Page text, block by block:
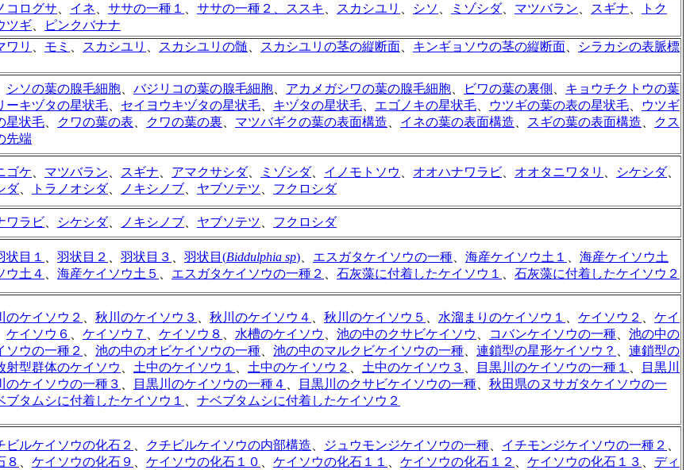
コログサ、 イネ、 ササの一種１ 、 ササの一種２、 ススキ 、 スカシユリ 、 シソ 、 ミゾシダ、 マツバラン、 スギナ、
トク
ツギ、 ピンクバナナ
ワリ 、 モミ 、 スカシユリ 、 スカシユリの髄、 スカシユリの茎の縦断面、 キンギョソウの茎の縦断面、
シラカシの表脈標
シソの葉の腺毛細胞、 バジリコの葉の腺毛細胞、 アカメガシワの葉の腺毛細胞、 ビワの葉の裏側 、 キョウチクトウの葉
ーキヅタの星状毛、 セイヨウキヅタの星状毛、 キヅタの星状毛、 エゴノキの星状毛、 ウツギの葉の表の星状毛、
ウツギ
星状毛、 クワの葉の表、 クワの葉の裏、 マツバギクの葉の表面構造、 イネの葉の表面構造、 スギの葉の表面構造、
クス
先端
ゴケ、 マツバラン、 スギナ、 アマクサシダ、 ミゾシダ、 イノモトソウ 、 オオハナワラビ、 オオタニワタリ 、 シケシダ、
ダ、 トラノオシダ、 ノキシノブ、 ヤブソテツ、 フクロシダ
ワラビ、 シケシダ、 ノキシノブ、 ヤブソテツ、 フクロシダ
状目１ 、 羽状目２ 、 羽状目３ 、 羽状目(Biddulphia sp)、 エスガタケイソウの一種、 海産ケイソウ土１ 、 海産ケイソウ土
ウ土４ 、 海産ケイソウ土５ 、 エスガタケイソウの一種２ 、 石灰藻に付着したケイソウ１ 、 石灰藻に付着したケイソウ２
のケイソウ２ 、 秋川のケイソウ３ 、 秋川のケイソウ４ 、 秋川のケイソウ５ 、 水溜まりのケイソウ１ 、 ケイソウ２ 、 ケイ
ケイソウ６ 、 ケイソウ７ 、 ケイソウ８ 、 水槽のケイソウ 、 池の中のクサビケイソウ 、 コバンケイソウの一種、 池の中の
ソウの一種２ 、 池の中のオビケイソウの一種、 池の中のマルクビケイソウの一種、 連鎖型の星形ケイソウ？ 、 連鎖型の
射型群体のケイソウ 、 土中のケイソウ１ 、 土中のケイソウ２ 、 土中のケイソウ３ 、 目黒川のケイソウの一種１ 、
目黒川
のケイソウの一種３ 、 目黒川のケイソウの一種４ 、 目黒川のクサビケイソウの一種、 秋田県のヌサガタケイソウの一
ブタムシに付着したケイソウ１ 、 ナベブタムシに付着したケイソウ２
ビルケイソウの化石２ 、 クチビルケイソウの内部構造、 ジュウモンジケイソウの一種、 イチモンジケイソウの一種２ 、
８ 、 ケイソウの化石９ 、 ケイソウの化石１０ 、 ケイソウの化石１１ 、 ケイソウの化石１２ 、 ケイソウの化石１３ 、 ディ